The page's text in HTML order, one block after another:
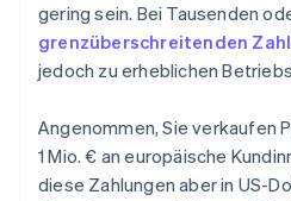
gering sein. Bei Tausenden
grenzüberschreitenden
jedoch zu erheblichen
Angenommen, Sie verkaufen
1 Mio. € an europäische
diese Zahlungen aber in US-